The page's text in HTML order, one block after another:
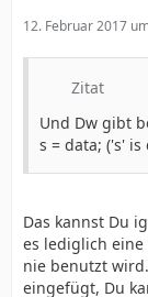
12. Februar 2017
Zitat
Und Dw gibt
s = data; ('s'
Das kannst Du
es lediglich
nie benutzt
eingefügt, Du